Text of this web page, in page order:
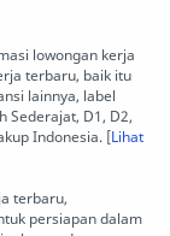
lowongan kerja
terbaru, baik itu
lainnya, label
Sederajat, D1, D2,
Indonesia. [Lihat
terbaru,
persiapan dalam